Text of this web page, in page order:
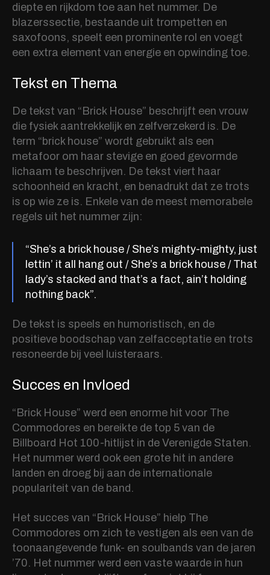
diepte en rijkdom toe aan het nummer. De
blazerssectie, bestaande uit trompetten en
saxofoons, speelt een prominente rol en voegt
een extra element van energie en opwinding toe.
Tekst en Thema
De tekst van “Brick House” beschrijft een vrouw
die fysiek aantrekkelijk en zelfverzekerd is. De
term “brick house” wordt gebruikt als een
metafoor om haar stevige en goed gevormde
lichaam te beschrijven. De tekst viert haar
schoonheid en kracht, en benadrukt dat ze trots
is op wie ze is. Enkele van de meest memorabele
regels uit het nummer zijn:
“She’s a brick house / She’s mighty-mighty, just
lettin’ it all hang out / She’s a brick house / That
lady’s stacked and that’s a fact, ain’t holding
nothing back”.
De tekst is speels en humoristisch, en de
positieve boodschap van zelfacceptatie en trots
resoneerde bij veel luisteraars.
Succes en Invloed
“Brick House” werd een enorme hit voor The
Commodores en bereikte de top 5 van de
Billboard Hot 100-hitlijst in de Verenigde Staten.
Het nummer werd ook een grote hit in andere
landen en droeg bij aan de internationale
populariteit van de band.
Het succes van “Brick House” hielp The
Commodores om zich te vestigen als een van de
toonaangevende funk- en soulbands van de jaren
’70. Het nummer werd een vaste waarde in hun